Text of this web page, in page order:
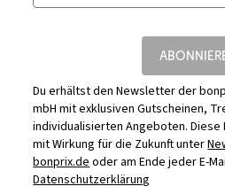
Du erhältst den Newsletter der
mbH mit exklusiven Gutscheinen,
individualisierten Angeboten.
mit Wirkung für die Zukunft unter
bonprix.deoder am Ende jeder E-
Datenschutzerklärung